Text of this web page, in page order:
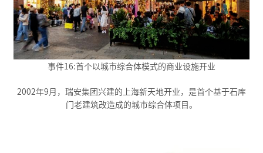
事件16:首个以城市综合体模式的商业设施开业
2002年9月，瑞安集团兴建的上海新天地开业，是首个基于石库
门老建筑改造成的城市综合体项目。